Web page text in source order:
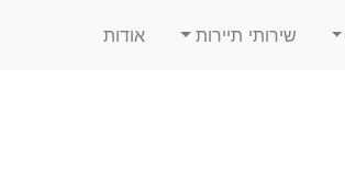
שירותי תיירות אודות